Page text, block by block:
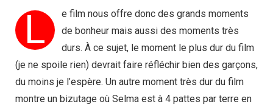
L
e film nous offre donc des grands moments
de bonheur mais aussi des moments très
durs. À ce sujet, le moment le plus dur du film
(je ne spoile rien) devrait faire réfléchir bien des garçons,
du moins je l’espère. Un autre moment très dur du film
montre un bizutage où Selma est à 4 pattes par terre en